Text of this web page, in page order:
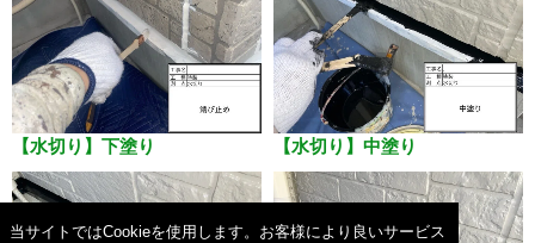
当サイトではCookieを使用します。お客様により良いサービス
【水切り】下塗り 【水切り】中塗り